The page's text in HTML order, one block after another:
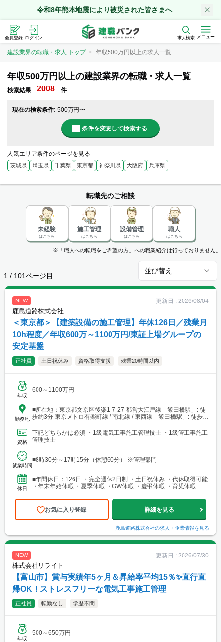
令和8年熊本地震により被災された皆さまへ
会員登録 ログイン 求人検索 メニュー
建設業界の転職・求人 トップ 年収500万円以上の求人一覧
年収500万円以上の建設業界の転職・求人一覧
検索結果 2008 件
現在の検索条件: 500万円〜
条件を変更して検索する
人気エリア条件のページを見る
茨城県 埼玉県 千葉県 東京都 神奈川県 大阪府 兵庫県
転職先のご相談
未経験
はこちら
施工管理
はこちら
設備管理
はこちら
職人
はこちら
※「職人への転職をご希望の方」への職業紹介は行っておりません。
1 / 101ページ目
並び替え
NEW 更新日 : 2026/08/04
鹿島道路株式会社
＜東京都＞【建築設備の施工管理】年休126日／残業月
10h程度／年収600万～1100万円/東証上場グループの
安定基盤
正社員 土日祝休み 資格取得支援 残業20時間以内
年収
600～1100万円
勤務地
■所在地：東京都文京区後楽1-7-27 都営大江戸線「飯田橋駅」: 徒
歩約3分 東京メトロ有楽町線 / 南北線 / 東西線「飯田橋駅」: 徒歩約
資格
下記どちらかは必須 ・1級電気工事施工管理技士 ・1級管工事施工
管理技士
就業時間
■8時30分～17時15分（休憩60分） ※管理部門
休日
■年間休日：126日 ・完全週休2日制 ・土日祝休み ・代休取得可能
・年末年始休暇 ・夏季休暇 ・GW休暇 ・慶弔休暇 ・育児休暇 ・
お気に入り登録 詳細を見る
鹿島道路株式会社の求人・企業情報を見る
NEW 更新日 : 2026/07/30
株式会社リライト
【富山市】賞与実績年5ヶ月＆昇給率平均15％✨直行直
帰OK！ストレスフリーな電気工事施工管理
正社員 転勤なし 学歴不問
年収
500～650万円